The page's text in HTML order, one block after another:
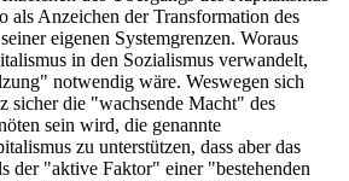
als Anzeichen der Transformation des
eigenen Systemgrenzen. Woraus
in den Sozialismus verwandelt,
notwendig wäre. Weswegen sich
sicher die "wachsende Macht" des
sein wird, die genannte
zu unterstützen, dass aber das
der "aktive Faktor" einer "bestehenden